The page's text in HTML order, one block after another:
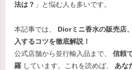
法は？ 」と悩む人も多いです。
本記事では、 Diorミニ香水の販売店
入するコツを徹底解説！
公式店舗から並行輸入品まで、 信頼
羅 しています。これを読めば、 あな